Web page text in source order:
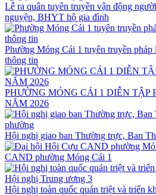
Lễ ra quân tuyên truyền vận động
nguyện, BHYT hộ gia đình
Phường Móng Cái 1 tuyên truyền pháp
thông tin
PHƯỜNG MÓNG CÁI 1 DIỄN TẬP
NĂM 2026
Hội nghị giao ban Thường trực, Ban
CAND phường Móng Cái 1
Hội nghị toàn quốc quán triệt và triển